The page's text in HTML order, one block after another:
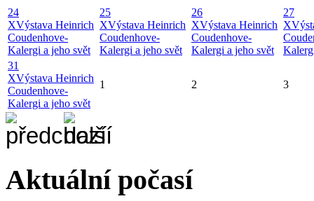
24
XVýstava Heinrich
Coudenhove-
Kalergi a jeho svět
25
XVýstava Heinrich
Coudenhove-
Kalergi a jeho svět
26
XVýstava Heinrich
Coudenhove-
Kalergi a jeho svět
27
X
31
XVýstava Heinrich
Coudenhove-
Kalergi a jeho svět
1 2 3
Aktuální počasí